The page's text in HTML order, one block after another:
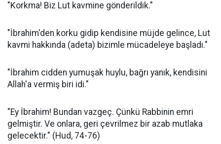
"Korkma! Biz Lut kavmine gönderildik."
"İbrahim'den korku gidip kendisine müjde gelince, Lut
kavmi hakkında (adeta) bizimle mücadeleye başladı."
"İbrahim cidden yumuşak huylu, bağrı yanık, kendisini
Allah'a vermiş biri idi."
"Ey İbrahim! Bundan vazgeç. Çünkü Rabbinin emri
gelmiştir. Ve onlara, geri çevrilmez bir azab mutlaka
gelecektir." (Hud, 74-76)